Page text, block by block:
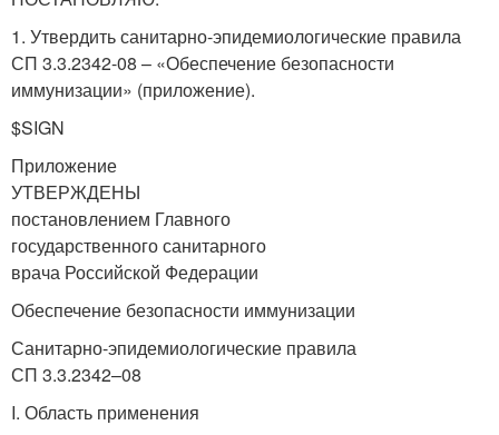
1. Утвердить санитарно-эпидемиологические правила
СП 3.3.2342-08 – «Обеспечение безопасности
иммунизации» (приложение).
$SIGN
Приложение
УТВЕРЖДЕНЫ
постановлением Главного
государственного санитарного
врача Российской Федерации
Обеспечение безопасности иммунизации
Санитарно-эпидемиологические правила
СП 3.3.2342–08
I. Область применения